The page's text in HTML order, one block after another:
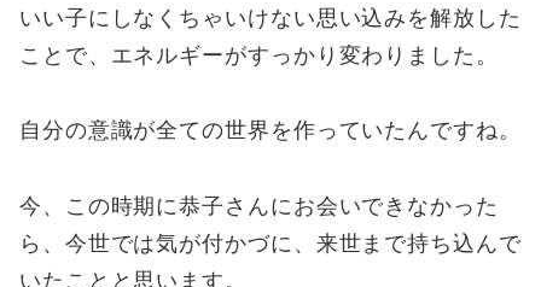
いい子にしなくちゃいけない思い込みを解放した
ことで、エネルギーがすっかり変わりました。
自分の意識が全ての世界を作っていたんですね。
今、この時期に恭子さんにお会いできなかった
ら、今世では気が付かづに、来世まで持ち込んで
いたことと思います。